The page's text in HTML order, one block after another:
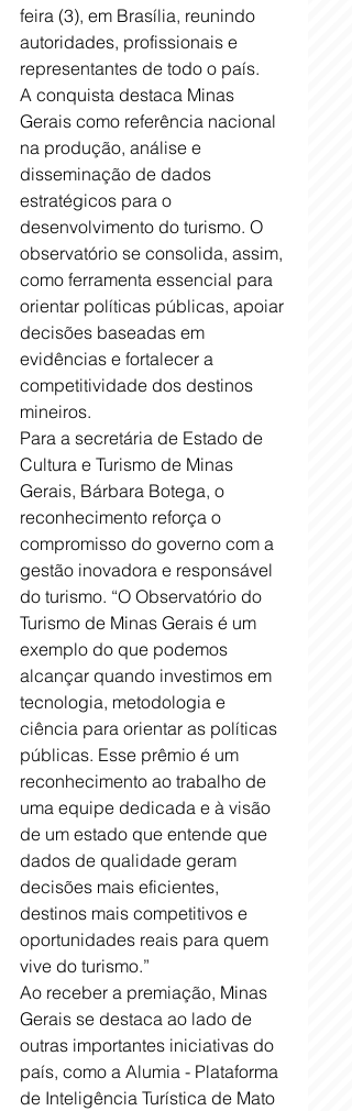
feira (3), em Brasília, reunindo
autoridades, profissionais e
representantes de todo o país.
A conquista destaca Minas
Gerais como referência nacional
na produção, análise e
disseminação de dados
estratégicos para o
desenvolvimento do turismo. O
observatório se consolida, assim,
como ferramenta essencial para
orientar políticas públicas, apoiar
decisões baseadas em
evidências e fortalecer a
competitividade dos destinos
mineiros.
Para a secretária de Estado de
Cultura e Turismo de Minas
Gerais, Bárbara Botega, o
reconhecimento reforça o
compromisso do governo com a
gestão inovadora e responsável
do turismo. “O Observatório do
Turismo de Minas Gerais é um
exemplo do que podemos
alcançar quando investimos em
tecnologia, metodologia e
ciência para orientar as políticas
públicas. Esse prêmio é um
reconhecimento ao trabalho de
uma equipe dedicada e à visão
de um estado que entende que
dados de qualidade geram
decisões mais eficientes,
destinos mais competitivos e
oportunidades reais para quem
vive do turismo.”
Ao receber a premiação, Minas
Gerais se destaca ao lado de
outras importantes iniciativas do
país, como a Alumia - Plataforma
de Inteligência Turística de Mato